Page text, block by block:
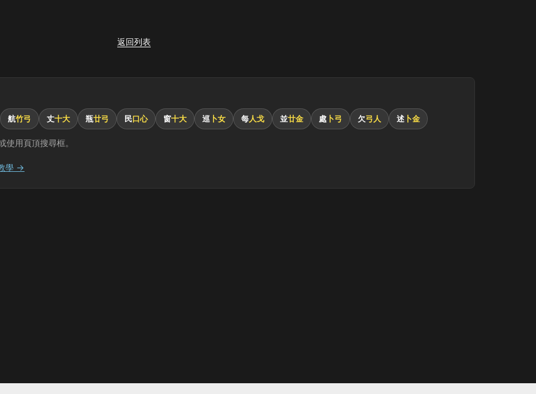
返回列表
航竹弓 丈十大 瓶廿弓 民口心 窗十大 巡 卜女 每人戈 並廿金 處 卜弓 欠弓人 述 卜金
用頁頂搜尋框。
學 →